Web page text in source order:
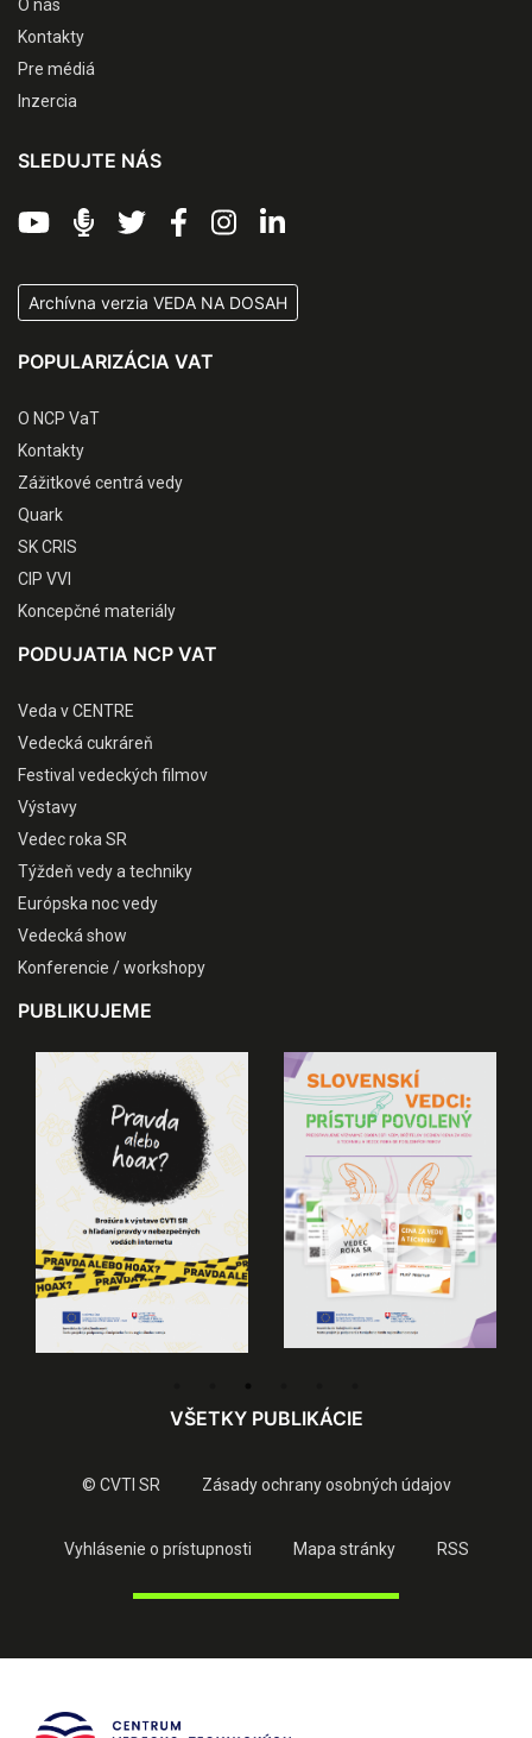
O nás
Kontakty
Pre médiá
Inzercia
SLEDUJTE NÁS
Archívna verzia VEDA NA DOSAH
POPULARIZÁCIA VAT
O NCP VaT
Kontakty
Zážitkové centrá vedy
Quark
SK CRIS
CIP VVI
Koncepčné materiály
PODUJATIA NCP VAT
Veda v CENTRE
Vedecká cukráreň
Festival vedeckých filmov
Výstavy
Vedec roka SR
Týždeň vedy a techniky
Európska noc vedy
Vedecká show
Konferencie / workshopy
PUBLIKUJEME
VŠETKY PUBLIKÁCIE
© CVTI SR Zásady ochrany osobných údajov
Vyhlásenie o prístupnosti Mapa stránky RSS